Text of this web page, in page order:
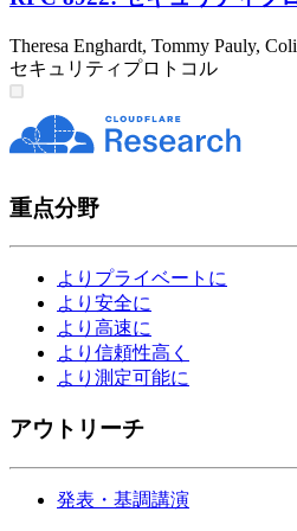
Theresa Enghardt, Tommy Pauly,
セキュリティ プロトコル
重点分野
よりプライベートに
より安全に
より高速に
より信頼性高く
より測定可能に
アウトリーチ
発表・基調講演